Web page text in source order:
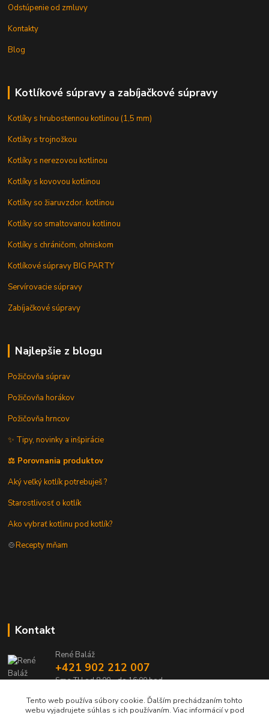
Odstúpenie od zmluvy
Kontakty
Blog
Kotlíkové súpravy a zabíjačkové súpravy
Kotlíky s hrubostennou kotlinou (1,5 mm)
Kotlíky s trojnožkou
Kotlíky s nerezovou kotlinou
Kotlíky s kovovou kotlinou
Kotlíky so žiaruvzdor. kotlinou
Kotlíky so smaltovanou kotlinou
Kotlíky s chráničom, ohniskom
Kotlíkové súpravy BIG PARTY
Servírovacie súpravy
Zabíjačkové súpravy
Najlepšie z blogu
Požičovňa súprav
Požičovňa horákov
Požičovňa hrncov
✨ Tipy, novinky a inšpirácie
⚖️ Porovnania produktov
Aký veľký kotlík potrebuješ ?
Starostlivosť o kotlík
Ako vybrať kotlinu pod kotlík?
🍲Recepty mňam
Kontakt
René Baláž
+421 902 212 007
Sme TU od 8:00 - do 16:00 hod
info@kotlik.sk
Tento web používa súbory cookie. Ďalším prechádzaním tohto
webu vyjadrujete súhlas s ich používaním. Viac informácií v pod